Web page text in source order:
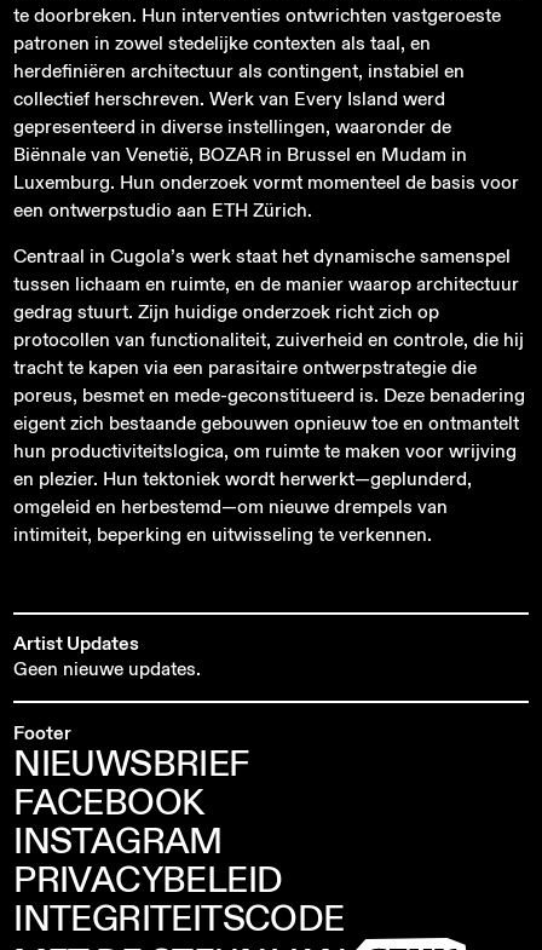
te doorbreken. Hun interventies ontwrichten vastgeroeste
patronen in zowel stedelijke contexten als taal, en
herdefiniëren architectuur als contingent, instabiel en
collectief herschreven. Werk van Every Island werd
gepresenteerd in diverse instellingen, waaronder de
Biënnale van Venetië, BOZAR in Brussel en Mudam in
Luxemburg. Hun onderzoek vormt momenteel de basis voor
een ontwerpstudio aan ETH Zürich.
Centraal in Cugola’s werk staat het dynamische samenspel
tussen lichaam en ruimte, en de manier waarop architectuur
gedrag stuurt. Zijn huidige onderzoek richt zich op
protocollen van functionaliteit, zuiverheid en controle, die hij
tracht te kapen via een parasitaire ontwerpstrategie die
poreus, besmet en mede-geconstitueerd is. Deze benadering
eigent zich bestaande gebouwen opnieuw toe en ontmantelt
hun productiviteitslogica, om ruimte te maken voor wrijving
en plezier. Hun tektoniek wordt herwerkt—geplunderd,
omgeleid en herbestemd—om nieuwe drempels van
intimiteit, beperking en uitwisseling te verkennen.
Artist Updates
Geen nieuwe updates.
Footer
NIEUWSBRIEF
FACEBOOK
INSTAGRAM
PRIVACYBELEID
INTEGRITEITSCODE